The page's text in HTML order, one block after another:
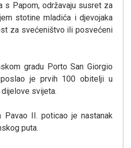
s Papom, održavaju susret za
stotine mladića i djevojaka
za svećeništvo ili posvećeni
gradu Porto San Giorgio
je prvih 100 obitelji u
svijeta.
Pavao II. poticao je nastanak
puta.